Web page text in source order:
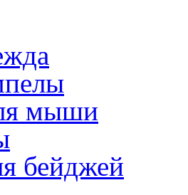
мыши
бейджей